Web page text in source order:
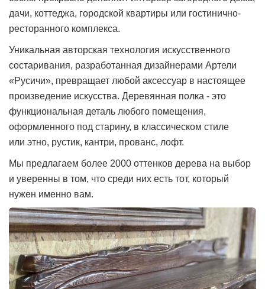
дачи, коттеджа, городской квартиры или гостинично-
ресторанного комплекса.
Уникальная авторская технология искусственного
состаривания, разработанная дизайнерами Артели
«Русичи», превращает любой аксессуар в настоящее
произведение искусства. Деревянная полка - это
функциональная деталь любого помещения,
оформленного под старину, в классическом стиле
или этно, рустик, кантри, прованс, лофт.
Мы предлагаем более 2000 оттенков дерева на выбор
и уверенны в том, что среди них есть тот, который
нужен именно вам.